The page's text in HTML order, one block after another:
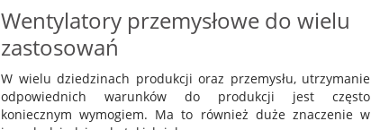
Wentylatory przemysłowe do wielu
zastosowań
W wielu dziedzinach produkcji oraz przemysłu, utrzymanie
odpowiednich warunków do produkcji jest często
koniecznym wymogiem. Ma to również duże znaczenie w